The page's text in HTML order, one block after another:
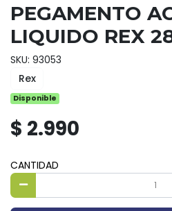
PEGAMENTO
LIQUIDO REX
SKU: 93053
Rex
Disponible
$ 2.990
CANTIDAD